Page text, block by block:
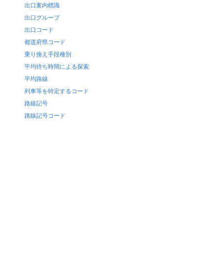
出口案内標識
出口グループ
出口コード
都道府県コード
乗り換え手段種別
平均待ち時間による探索
平均路線
列車等を特定するコード
路線記号
路線記号コード